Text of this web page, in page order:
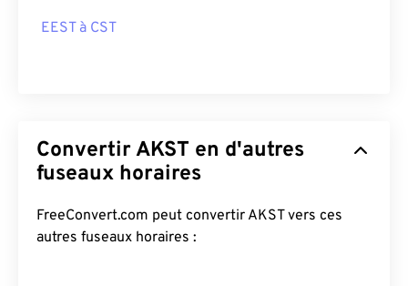
EEST à CST
Convertir AKST en d'autres
fuseaux horaires
FreeConvert.com peut convertir AKST vers ces
autres fuseaux horaires :